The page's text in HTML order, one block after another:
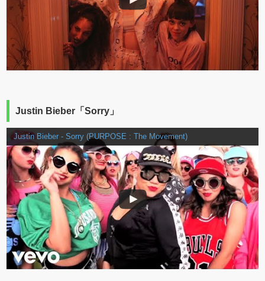
Justin Bieber「Sorry」
Justin Bieber - Sorry (PURPOSE : The Movement)